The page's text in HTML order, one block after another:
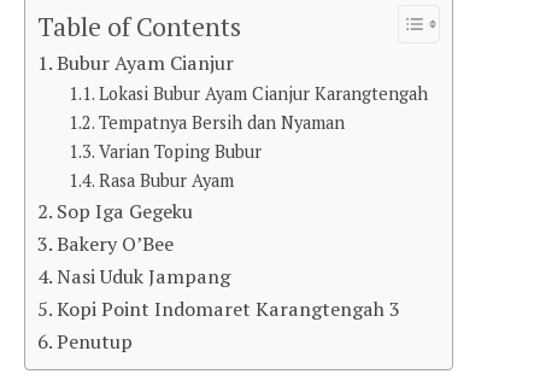
Table of Contents
Bubur Ayam Cianjur
Lokasi Bubur Ayam Cianjur Karangtengah
Tempatnya Bersih dan Nyaman
Varian Toping Bubur
Rasa Bubur Ayam
Sop Iga Gegeku
Bakery O’Bee
Nasi Uduk Jampang
Kopi Point Indomaret Karangtengah 3
Penutup